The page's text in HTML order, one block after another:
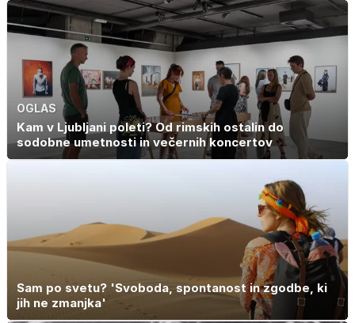
OGLAS
Kam v Ljubljani poleti? Od rimskih ostalin do
sodobne umetnosti in večernih koncertov
Sam po svetu? 'Svoboda, spontanost in zgodbe, ki
jih ne zmanjka'